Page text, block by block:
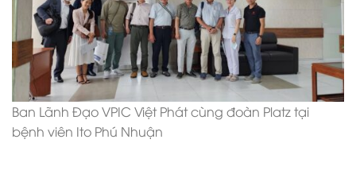
Ban Lãnh Đạo VPIC Việt Phát cùng đoàn Platz tại
bệnh viên Ito Phú Nhuận